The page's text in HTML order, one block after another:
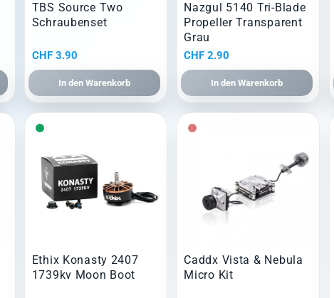
TBS Source Two
Schraubenset
CHF3.90
In den Warenkorb
Nazgul 5140 Tri-Blade
Propeller Transparent
Grau
CHF 2.90
In den Warenkorb
Ethix Konasty 2407
1739kv Moon Boot
Caddx Vista & Nebula
Micro Kit